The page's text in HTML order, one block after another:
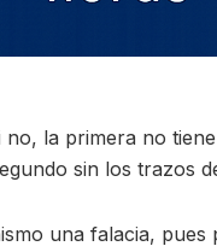
la primera no
sin los trazos
una falacia, pues